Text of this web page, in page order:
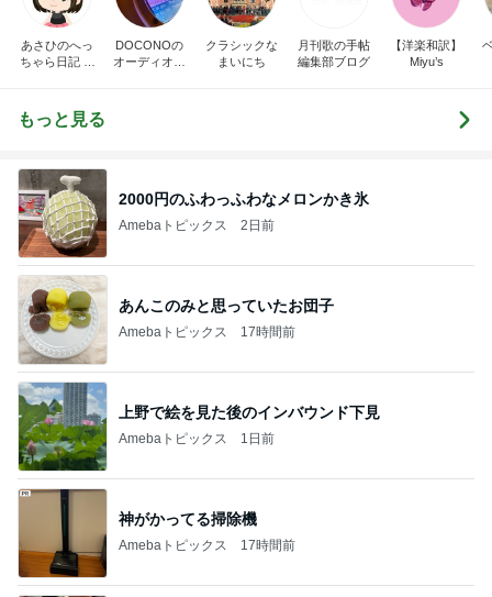
あさひのへっ
ちゃら日記 氷
きどき○○ちゃ
ん達(*^▽^)/★
DOCONOの
オーディオ礼
クラシックな
まいにち
月刊歌の手帖
編集部ブログ
【洋楽和訳】
Miyu’s
もっと見る
2000円のふわっふわなメロンかき氷
Amebaトピックス 2日前
あんこのみと思っていたお団子
Amebaトピックス 17時間前
上野で絵を見た後のインバウンド下見
Amebaトピックス 1日前
神がかってる掃除機
Amebaトピックス 17時間前